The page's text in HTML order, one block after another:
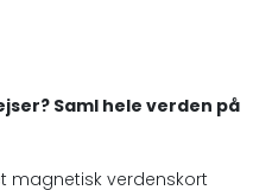
Saml hele verden på
magnetisk verdenskort